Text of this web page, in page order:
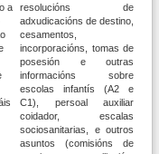
a
resolucións de
adxudicacións de destino,
cesamentos,
incorporacións, tomas de
posesión e outras
informacións sobre
escolas infantís (A2 e
C1), persoal auxiliar
coidador, escalas
sociosanitarias, e outros
asuntos (comisións de